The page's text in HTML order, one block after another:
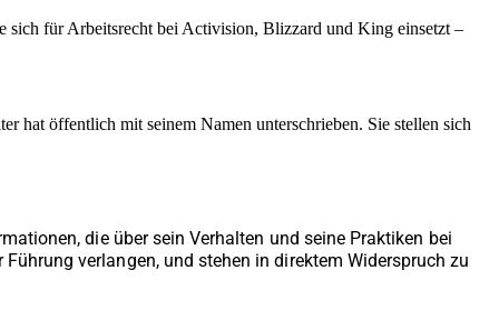
für Arbeitsrecht bei Activision, Blizzard und King einsetzt –
hat öffentlich mit seinem Namen unterschrieben. Sie stellen sich
die über sein Verhalten und seine Praktiken bei
verlangen, und stehen in direktem Widerspruch zu